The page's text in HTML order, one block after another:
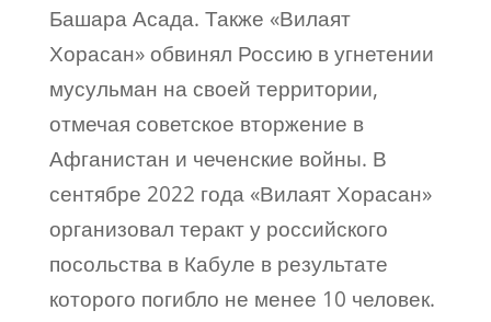
Башара Асада. Также «Вилаят
Хорасан» обвинял Россию в угнетении
мусульман на своей территории,
отмечая советское вторжение в
Афганистан и чеченские войны. В
сентябре 2022 года «Вилаят Хорасан»
организовал теракт у российского
посольства в Кабуле в результате
которого погибло не менее 10 человек.